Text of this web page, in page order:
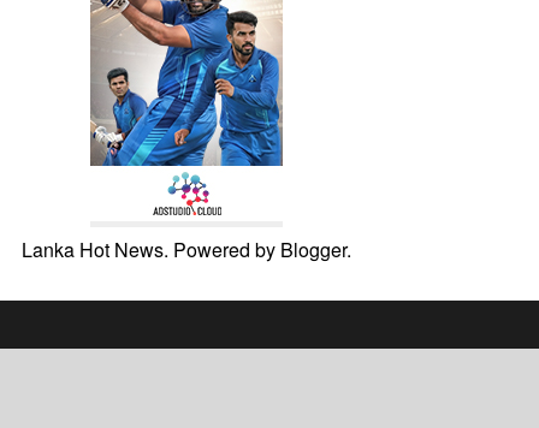
Lanka Hot News. Powered by Blogger.